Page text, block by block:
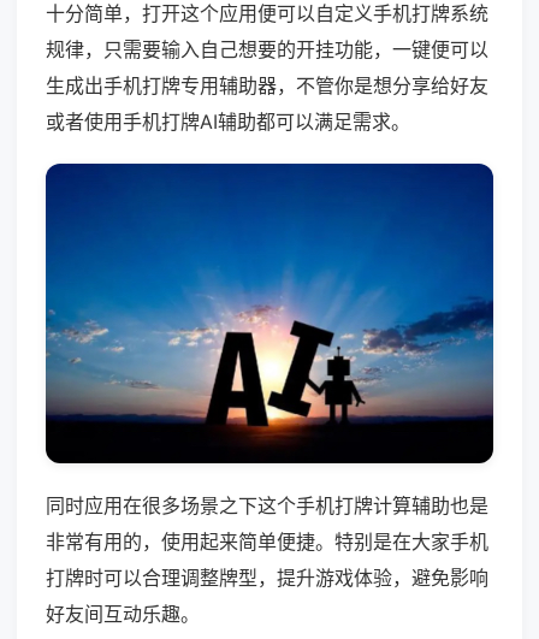
十分简单，打开这个应用便可以自定义手机打牌系统
规律，只需要输入自己想要的开挂功能，一键便可以
生成出手机打牌专用辅助器，不管你是想分享给好友
或者使用手机打牌AI辅助都可以满足需求。
同时应用在很多场景之下这个手机打牌计算辅助也是
非常有用的，使用起来简单便捷。特别是在大家手机
打牌时可以合理调整牌型，提升游戏体验，避免影响
好友间互动乐趣。